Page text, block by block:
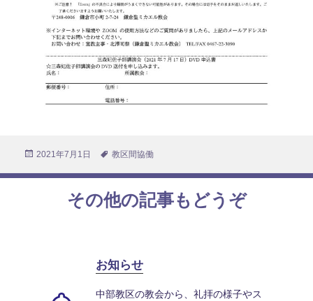
投
日:
2021年7月1日
タ
教区間協働
その他の記事もどうぞ
お知らせ
中部教区の教会から、礼拝の様子やス